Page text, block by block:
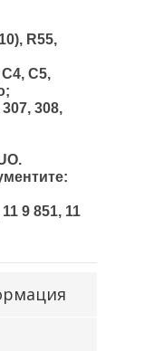
R55,
C5,
308,
9 851, 11